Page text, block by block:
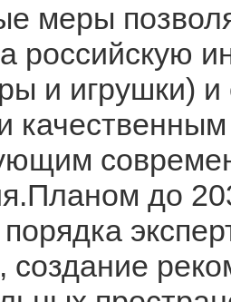
меры
российскую
и игрушки)
до
создание